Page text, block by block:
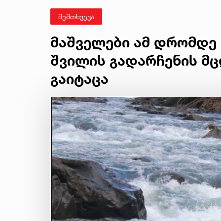
შემთხვევა
მაშველები ამ
შვილის გადარჩენის
გაიტაცა